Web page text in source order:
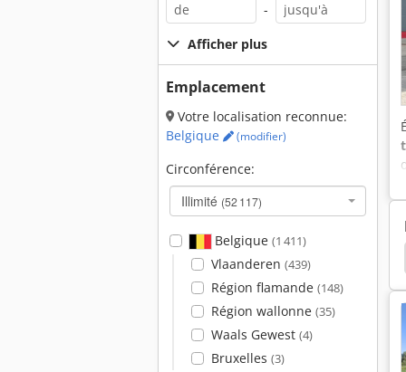
-
Afficher plus
Emplacement
Votre localisation reconnue:
Belgique
(modifier)
Circonférence:
Illimité (52 117)
Belgique (1 411)
Vlaanderen (439)
Région flamande (148)
Région wallonne (35)
Waals Gewest (4)
Bruxelles (3)
Bobcat 334 Bobcat 331